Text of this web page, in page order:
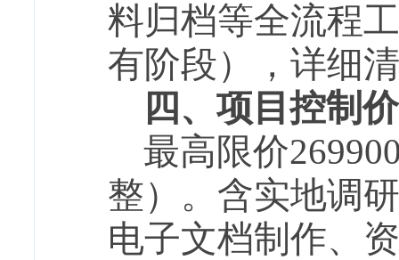
料归档等全流程
有阶段），详细
四、项目控制价
最高限价
整）。含实地调
电子文档制作、